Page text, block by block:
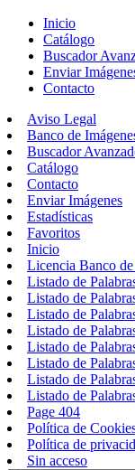
Inicio
Catálogo
Buscador
Enviar
Contacto
Aviso Legal
Banco de
Buscador
Catálogo
Contacto
Enviar Imágenes
Estadísticas
Favoritos
Inicio
Licencia Banco
Listado de
Listado de
Listado de
Listado de
Listado de
Listado de
Listado de
Listado de
Page 404
Política de
Política de
Sin acceso